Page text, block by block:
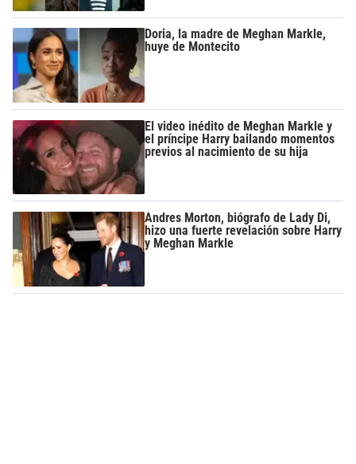
Doria, la madre de Meghan Markle,
huye de Montecito
El video inédito de Meghan Markle y
el príncipe Harry bailando momentos
previos al nacimiento de su hija
Andres Morton, biógrafo de Lady Di,
hizo una fuerte revelación sobre Harry
y Meghan Markle